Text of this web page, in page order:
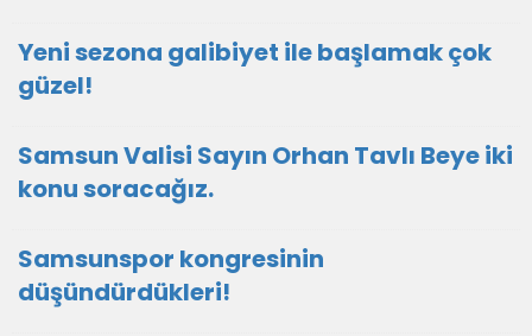
Yeni sezona galibiyet ile başlamak çok
güzel!
Samsun Valisi Sayın Orhan Tavlı Beye iki
konu soracağız.
Samsunspor kongresinin
düşündürdükleri!